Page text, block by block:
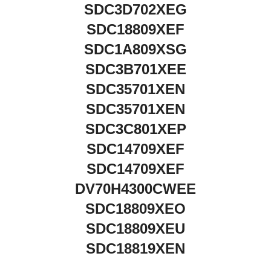
SDC3D702XEG
SDC18809XEF
SDC1A809XSG
SDC3B701XEE
SDC35701XEN
SDC35701XEN
SDC3C801XEP
SDC14709XEF
SDC14709XEF
DV70H4300CWEE
SDC18809XEO
SDC18809XEU
SDC18819XEN